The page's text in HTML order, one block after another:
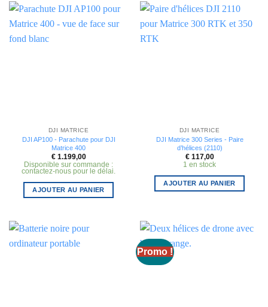
DJI MATRICE
DJI AP100 - Parachute pour DJI
Matrice 400
€1.199,00
Disponible sur commande :
contactez-nous pour le délai.
AJOUTER AU PANIER
DJI MATRICE
DJI Matrice 300 Series - Paire
d’hélices (2110)
€117,00
1 en stock
AJOUTER AU PANIER
Promo !